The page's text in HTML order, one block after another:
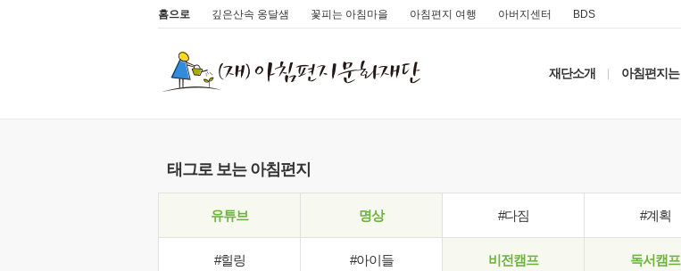
홈으로 깊은산속 옹달샘 꽃피는 아침마을 아침편지 여행 아버지센터 BDS
재단소개 아침편지는
태그로 보는 아침편지
유튜브 명상 #다짐 #계획
#힐링 #아이들 비전캠프 독서캠프